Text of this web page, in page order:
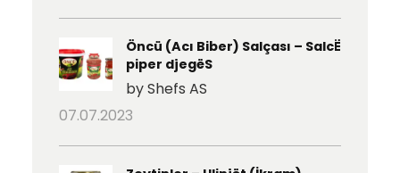
Öncü (Acı Biber) Salçası – SalcË
piper djegëS
by Shefs AS
07.07.2023